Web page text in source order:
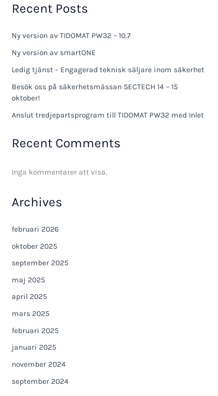
Recent Posts
Ny version av TIDOMAT PW32 – 10.7
Ny version av smartONE
Ledig tjänst – Engagerad teknisk säljare inom säkerhet
Besök oss på säkerhetsmässan SECTECH 14 – 15
oktober!
Anslut tredjepartsprogram till TIDOMAT PW32 med Inlet
Recent Comments
Inga kommentarer att visa.
Archives
februari 2026
oktober 2025
september 2025
maj 2025
april 2025
mars 2025
februari 2025
januari 2025
november 2024
september 2024